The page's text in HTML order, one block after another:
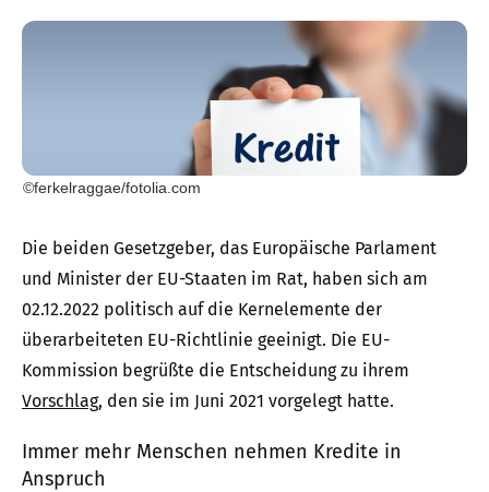
©ferkelraggae/fotolia.com
Die beiden Gesetzgeber, das Europäische Parlament
und Minister der EU-Staaten im Rat, haben sich am
02.12.2022 politisch auf die Kernelemente der
überarbeiteten EU-Richtlinie geeinigt. Die EU-
Kommission begrüßte die Entscheidung zu ihrem
Vorschlag, den sie im Juni 2021 vorgelegt hatte.
Immer mehr Menschen nehmen Kredite in
Anspruch